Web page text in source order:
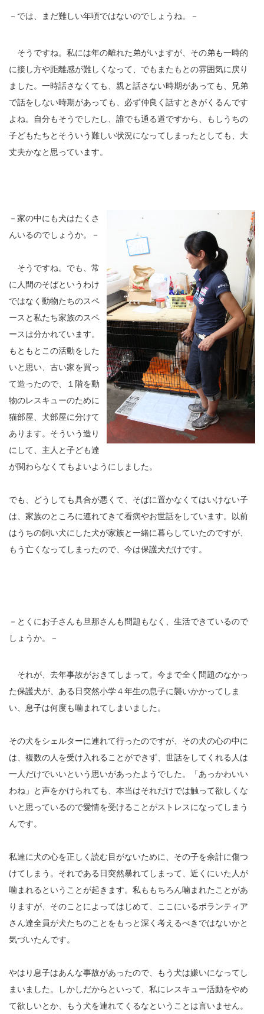
－では、まだ難しい年頃ではないのでしょうね。－
そうですね。私には年の離れた弟がいますが、その弟も一時的
に接し方や距離感が難しくなって、でもまたもとの雰囲気に戻り
ました。一時話さなくても、親と話さない時期があっても、兄弟
で話をしない時期があっても、必ず仲良く話すときがくるんです
よね。自分もそうでしたし、誰でも通る道ですから、もしうちの
子どもたちとそういう難しい状況になってしまったとしても、大
丈夫かなと思っています。
－家の中にも犬はたくさ
んいるのでしょうか。－
そうですね。でも、常
に人間のそばというわけ
ではなく動物たちのスペ
ースと私たち家族のスペ
ースは分かれています。
もともとこの活動をした
いと思い、古い家を買っ
て造ったので、１階を動
物のレスキューのために
猫部屋、犬部屋に分けて
あります。そういう造り
にして、主人と子ども達
が関わらなくてもよいようにしました。
でも、どうしても具合が悪くて、そばに置かなくてはいけない子
は、家族のところに連れてきて看病やお世話をしています。以前
はうちの飼い犬にした犬が家族と一緒に暮らしていたのですが、
もう亡くなってしまったので、今は保護犬だけです。
－とくにお子さんも旦那さんも問題もなく、生活できているので
しょうか。－
それが、去年事故がおきてしまって。今まで全く問題のなかっ
た保護犬が、ある日突然小学４年生の息子に襲いかかってしま
い、息子は何度も噛まれてしまいました。
その犬をシェルターに連れて行ったのですが、その犬の心の中に
は、複数の人を受け入れることができず、世話をしてくれる人は
一人だけでいいという思いがあったようでした。「あっかわいい
わね」と声をかけられても、本当はそれだけでは触って欲しくな
いと思っているので愛情を受けることがストレスになってしまう
んです。
私達に犬の心を正しく読む目がないために、その子を余計に傷つ
けてしまう。それである日突然暴れてしまって、近くにいた人が
噛まれるということが起きます。私ももちろん噛まれたことがあ
りますが、そのことによってはじめて、ここにいるボランティア
さん達全員が犬たちのことをもっと深く考えるべきではないかと
気づいたんです。
やはり息子はあんな事故があったので、もう犬は嫌いになってし
まいました。しかしだからといって、私にレスキュー活動をやめ
て欲しいとか、もう犬を連れてくるなということは言いません。